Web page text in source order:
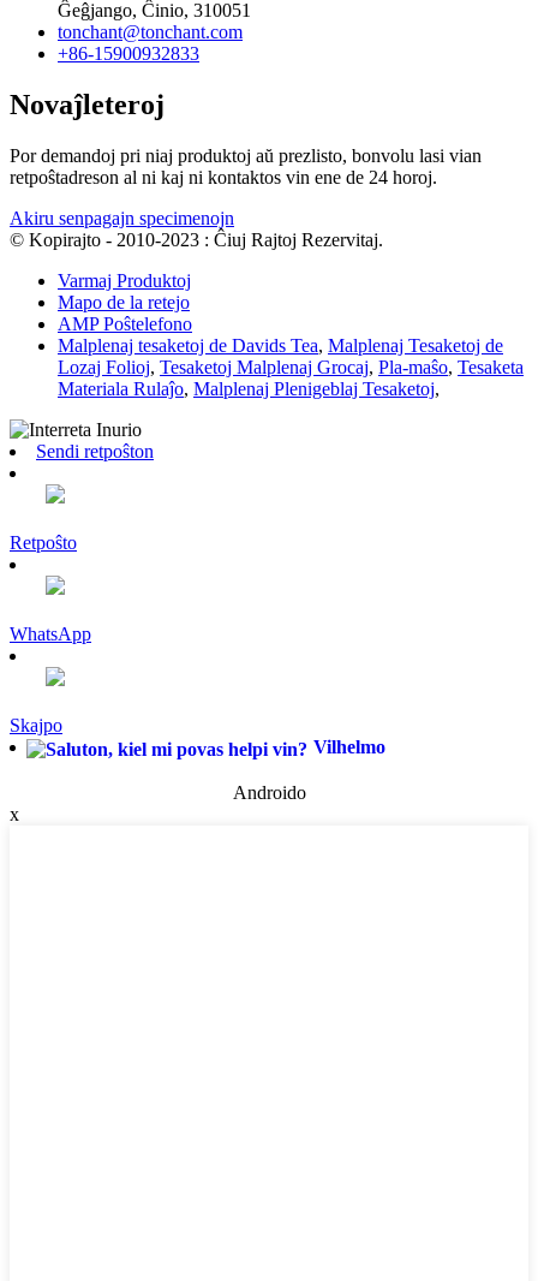
Ĝeĝjango, Ĉinio, 310051
tonchant@tonchant.com
+86-15900932833
Novaĵleteroj
Por demandoj pri niaj produktoj aŭ prezlisto, bonvolu lasi vian
retpoŝtadreson al ni kaj ni kontaktos vin ene de 24 horoj.
Akiru senpagajn specimenojn
© Kopirajto - 2010-2023 : Ĉiuj Rajtoj Rezervitaj.
Varmaj Produktoj
Mapo de la retejo
AMP Poŝtelefono
Malplenaj tesaketoj de Davids Tea, Malplenaj Tesaketoj de
Lozaj Folioj, Tesaketoj Malplenaj Grocaj, Pla-maŝo, Tesaketa
Materiala Rulaĵo, Malplenaj Plenigeblaj Tesaketoj,
Sendi retpoŝton
Retpoŝto
WhatsApp
Skajpo
Vilhelmo
Androido
x